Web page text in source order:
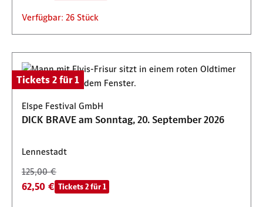
Verfügbar: 26 Stück
Tickets 2 für 1
Elspe Festival GmbH
DICK BRAVE am Sonntag, 20. September 2026
Lennestadt
125,00 €
62,50 € Tickets 2 für 1